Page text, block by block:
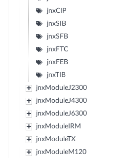
jnxCIP
jnxSIB
jnxSFB
jnxFTC
jnxFEB
jnxTIB
jnxModuleJ2300
jnxModuleJ4300
jnxModuleJ6300
jnxModuleIRM
jnxModuleTX
jnxModuleM120